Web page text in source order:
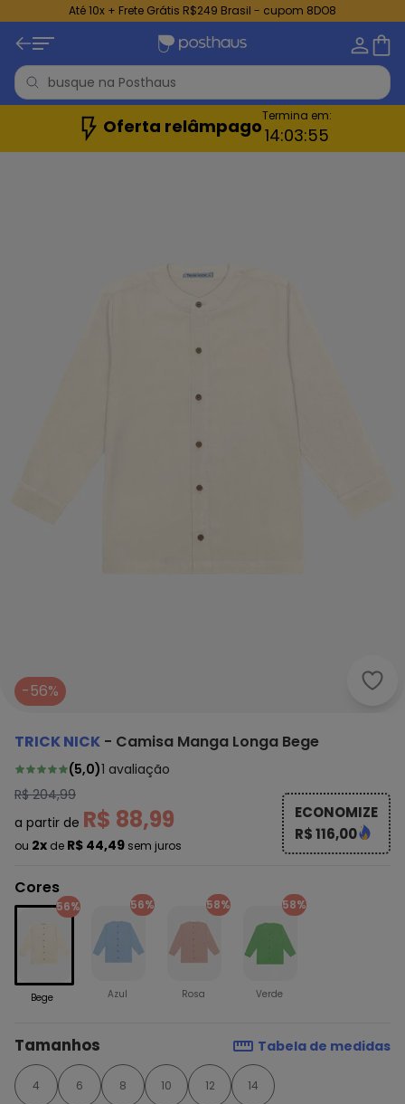
Até 10x + Frete Grátis R$249 Brasil - cupom 8DO8
Oferta relâmpagoTermina em:
14:03:54
-56%
TRICK NICK - Camisa Manga Longa Bege
(5,0)1 avaliação
R$ 204,99
a partir de R$ 88,99
ou 2x de R$ 44,49 sem juros
ECONOMIZE
R$ 116,00
Cores
56%
Bege
56%
Azul
58%
Rosa
58%
Verde
Tamanhos Tabela de medidas
4 6 8 10 12 14